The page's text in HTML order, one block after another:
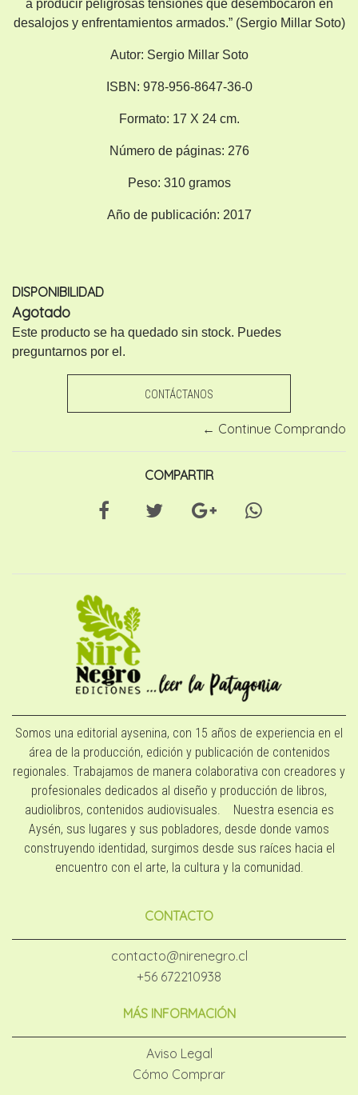
a producir peligrosas tensiones que desembocaron en
desalojos y enfrentamientos armados.” (Sergio Millar Soto)
Autor: Sergio Millar Soto
ISBN: 978-956-8647-36-0
Formato: 17 X 24 cm.
Número de páginas: 276
Peso: 310 gramos
Año de publicación: 2017
DISPONIBILIDAD
Agotado
Este producto se ha quedado sin stock. Puedes
preguntarnos por el.
CONTÁCTANOS
← Continue Comprando
COMPARTIR
Somos una editorial aysenina, con 15 años de experiencia en el
área de la producción, edición y publicación de contenidos
regionales. Trabajamos de manera colaborativa con creadores y
profesionales dedicados al diseño y producción de libros,
audiolibros, contenidos audiovisuales. Nuestra esencia es
Aysén, sus lugares y sus pobladores, desde donde vamos
construyendo identidad, surgimos desde sus raíces hacia el
encuentro con el arte, la cultura y la comunidad.
CONTACTO
contacto@nirenegro.cl
+56 672210938
MÁS INFORMACIÓN
Aviso Legal
Cómo Comprar